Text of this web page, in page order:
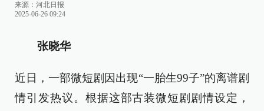
来源： 河北日报
2025-06-26 09:24
张晓华
近日，一部微短剧因出现“一胎生99子”的离谱剧
情引发热议。根据这部古装微短剧剧情设定，